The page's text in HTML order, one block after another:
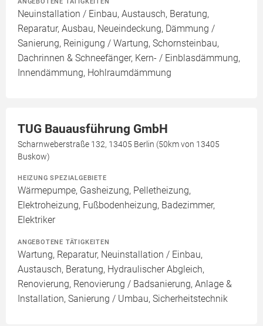
Neuinstallation / Einbau, Austausch, Beratung,
Reparatur, Ausbau, Neueindeckung, Dämmung /
Sanierung, Reinigung / Wartung, Schornsteinbau,
Dachrinnen & Schneefänger, Kern- / Einblasdämmung,
Innendämmung, Hohlraumdämmung
TUG Bauausführung GmbH
Scharnweberstraße 132, 13405 Berlin (50km von 13405
Buskow)
HEIZUNG SPEZIALGEBIETE
Wärmepumpe, Gasheizung, Pelletheizung,
Elektroheizung, Fußbodenheizung, Badezimmer,
Elektriker
ANGEBOTENE TÄTIGKEITEN
Wartung, Reparatur, Neuinstallation / Einbau,
Austausch, Beratung, Hydraulischer Abgleich,
Renovierung, Renovierung / Badsanierung, Anlage &
Installation, Sanierung / Umbau, Sicherheitstechnik